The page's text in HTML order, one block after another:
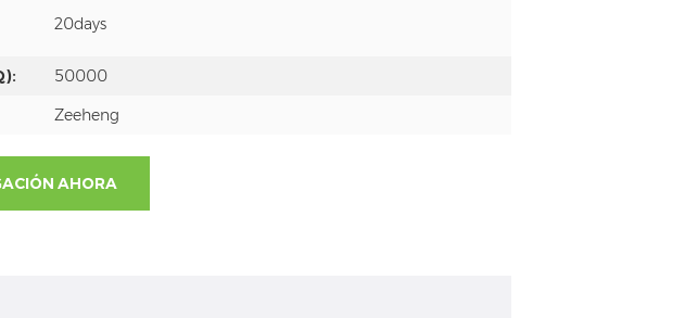
20days
50000
Zeeheng
AHORA